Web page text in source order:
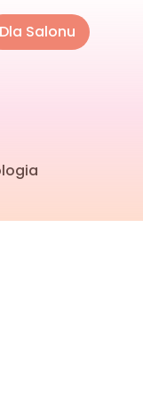
Dla Salonu